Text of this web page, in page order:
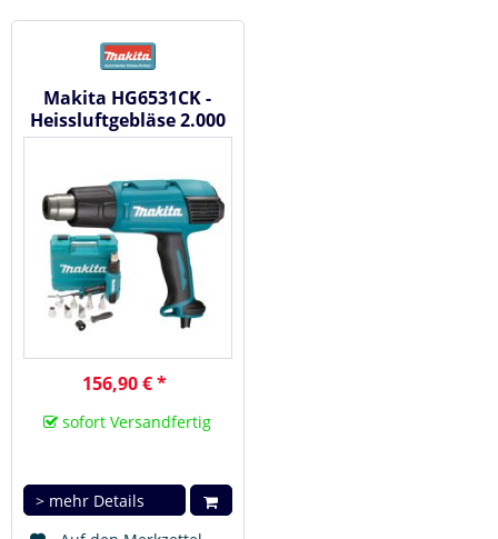
Makita HG6531CK -
Heissluftgebläse 2.000
W 50-650 C
156,90 € *
sofort Versandfertig
> mehr Details